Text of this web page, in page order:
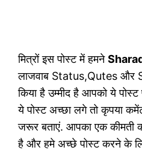
मित्रों इस पोस्ट में हमने
लाजवाब Status,Qutes और
किया है उम्मीद है आपको ये
ये पोस्ट अच्छा लगे तो कृपया
जरूर बताएं. आपका एक कीमती
है और हमे अच्छे पोस्ट करने के